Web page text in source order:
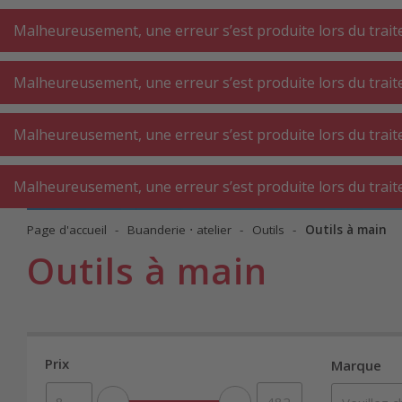
A +++
A+++
A +++
A+++
MyPost
MyPost
GROS
ÉLECTROMÉNAGER
PETIT
ÉLECTROMÉNAGER
CUISINE
Page d'accueil Buanderie ⋅ atelier Outils Outils à main
Outils à main
Prix Marque
Malheureusement, une erreur s’est produite lors du
Malheureusement, une erreur s’est produite lors du
Malheureusement, une erreur s’est produite lors du
Malheureusement, une erreur s’est produite lors du